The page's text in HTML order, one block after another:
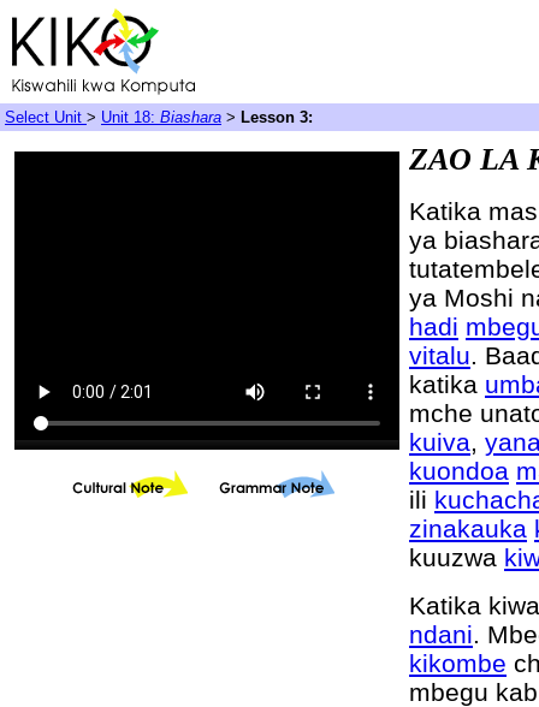
Select Unit > Unit 18: Biashara > Lesson 3:
ZAO LA
Katika
ya
ya Moshi
hadi
vitalu.
katika
mche
kuiva,
kuondoa
ili
zinakauka
kuuzwa
Katika
ndani.
kikombe
mbegu